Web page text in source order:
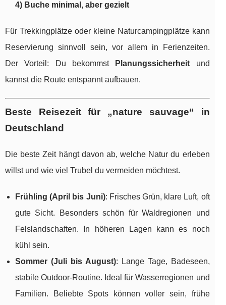
4) Buche minimal, aber gezielt
Für Trekkingplätze oder kleine Naturcampingplätze kann
Reservierung sinnvoll sein, vor allem in Ferienzeiten.
Der Vorteil: Du bekommst
Planungssicherheit und
kannst die Route entspannt aufbauen.
Beste Reisezeit für „nature sauvage“ in
Deutschland
Die beste Zeit hängt davon ab, welche Natur du erleben
willst und wie viel Trubel du vermeiden möchtest.
Frühling (April bis Juni): Frisches Grün, klare Luft, oft
gute Sicht. Besonders schön für Waldregionen und
Felslandschaften. In höheren Lagen kann es noch
kühl sein.
Sommer (Juli bis August): Lange Tage, Badeseen,
stabile Outdoor-Routine. Ideal für Wasserregionen und
Familien. Beliebte Spots können voller sein, frühe